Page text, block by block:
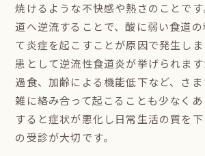
焼けるような不快感や熱さのことで
道へ逆流することで、酸に弱い食道
て炎症を起こすことが原因で発生し
患として逆流性食道炎が挙げられま
過食、加齢による機能低下など、さ
雑に絡み合って起こることも少なく
すると症状が悪化し日常生活の質を
の受診が大切です。